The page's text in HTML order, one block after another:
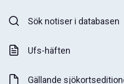
Sök notiser i databasen
Ufs-häften
Gällande